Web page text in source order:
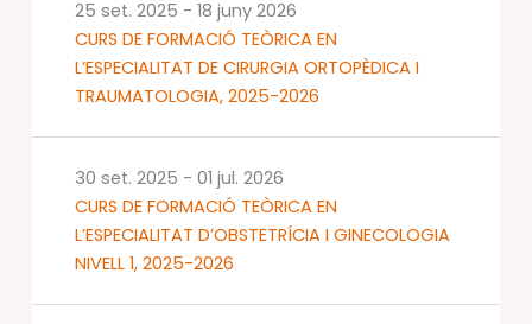
CURS DE FORMACIÓ TEÒRICA EN
L’ESPECIALITAT DE CIRURGIA ORTOPÈDICA I
TRAUMATOLOGIA, 2025-2026
25 set. 2025 - 18 juny 2026
CURS DE FORMACIÓ TEÒRICA EN
L’ESPECIALITAT D’OBSTETRÍCIA I GINECOLOGIA
NIVELL 1, 2025-2026
30 set. 2025 - 01 jul. 2026